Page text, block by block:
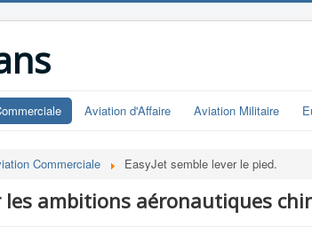
Aviation d'Affaire Aviation Militaire
Commerciale EasyJet semble lever le pied.
ambitions aéronautiques